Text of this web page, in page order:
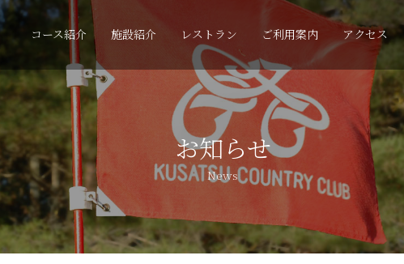
コース紹介 施設紹介 レストラン ご利用案内 アクセス
お知らせ
News